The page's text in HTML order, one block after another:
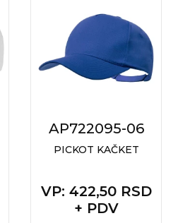
AP722095-06
PICKOT KAČKET
VP: 422,50 RSD
+ PDV